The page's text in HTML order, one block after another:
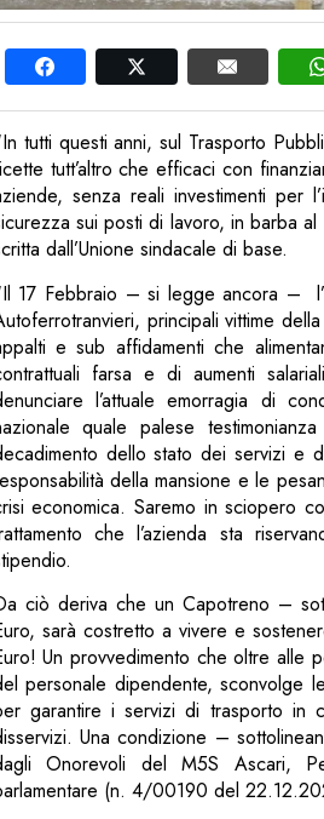
tutti questi anni, sul Trasporto
tutt’altro che efficaci con
senza reali investimenti per
sui posti di lavoro, in barba
dall’Unione sindacale di base.
17 Febbraio – si legge ancora –
principali vittime
e sub affidamenti che
farsa e di aumenti
l’attuale emorragia di
quale palese
dello stato dei servizi e
della mansione e le
economica. Saremo in sciopero
che l’azienda sta
ciò deriva che un Capotreno –
sarà costretto a vivere e
Un provvedimento che oltre alle
personale dipendente, sconvolge
garantire i servizi di trasporto in
Una condizione –
Onorevoli del M5S Ascari,
(n. 4/00190 del